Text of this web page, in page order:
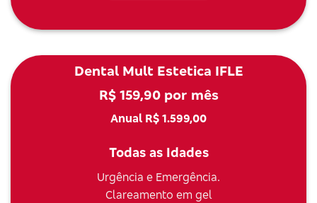
Dental Mult Estetica IFLE
R$ 159,90 por mês
Anual R$ 1.599,00
Todas as Idades
Urgência e Emergência.
Clareamento em gel